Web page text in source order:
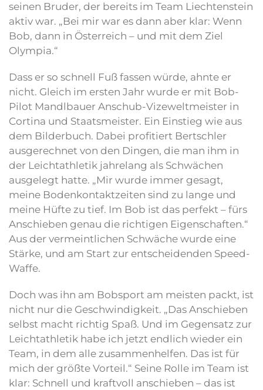
seinen Bruder, der bereits im Team Liechtenstein
aktiv war. „Bei mir war es dann aber klar: Wenn
Bob, dann in Österreich – und mit dem Ziel
Olympia.“
Dass er so schnell Fuß fassen würde, ahnte er
nicht. Gleich im ersten Jahr wurde er mit Bob-
Pilot Mandlbauer Anschub-Vizeweltmeister in
Cortina und Staatsmeister. Ein Einstieg wie aus
dem Bilderbuch. Dabei profitiert Bertschler
ausgerechnet von den Dingen, die man ihm in
der Leichtathletik jahrelang als Schwächen
ausgelegt hatte. „Mir wurde immer gesagt,
meine Bodenkontaktzeiten sind zu lange und
meine Hüfte zu tief. Im Bob ist das perfekt – fürs
Anschieben genau die richtigen Eigenschaften.“
Aus der vermeintlichen Schwäche wurde eine
Stärke, und am Start zur entscheidenden Speed-
Waffe.
Doch was ihn am Bobsport am meisten packt, ist
nicht nur die Geschwindigkeit. „Das Anschieben
selbst macht richtig Spaß. Und im Gegensatz zur
Leichtathletik habe ich jetzt endlich wieder ein
Team, in dem alle zusammenhelfen. Das ist für
mich der größte Vorteil.“ Seine Rolle im Team ist
klar: Schnell und kraftvoll anschieben – das ist